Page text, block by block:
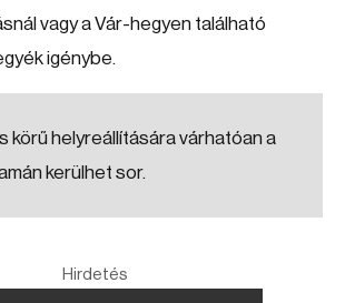
vagy a Vár-hegyen található
igénybe.
körű helyreállítására várhatóan a
kerülhet sor.
Hirdetés